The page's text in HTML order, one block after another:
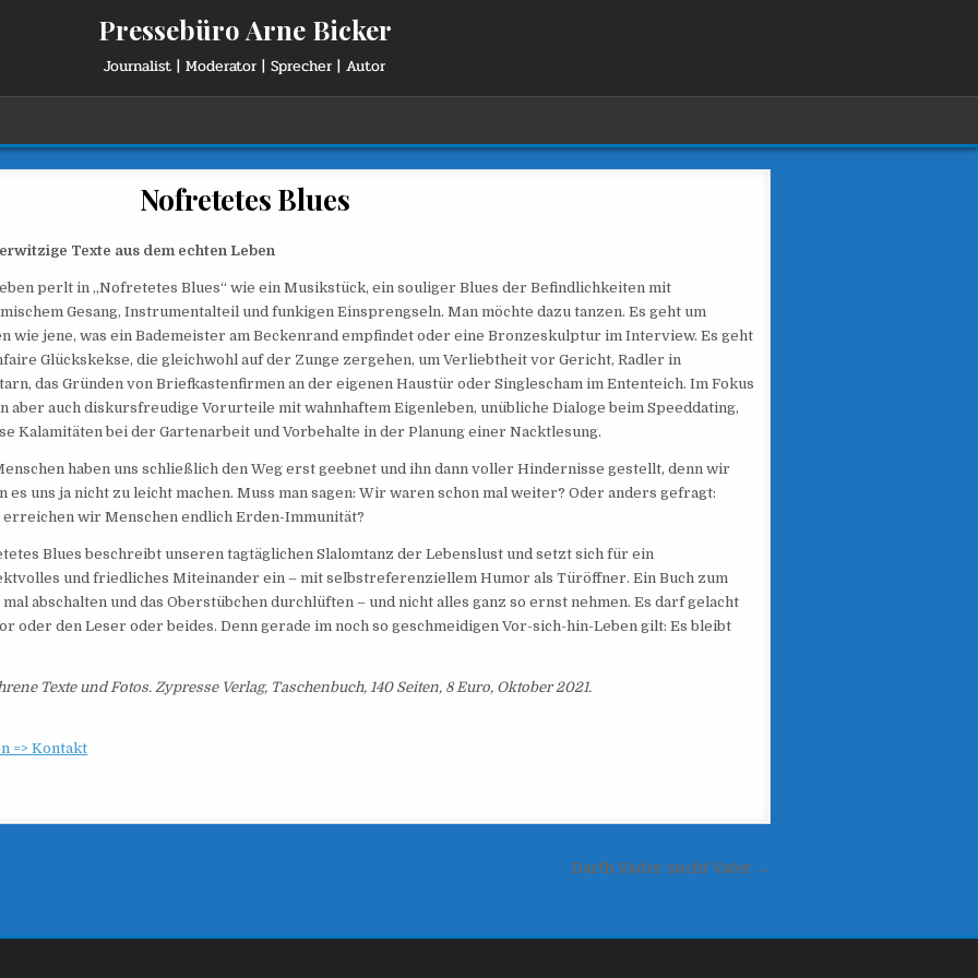
Pressebüro Arne Bicker
Journalist | Moderator | Sprecher | Autor
Nofretetes Blues
Texte aus dem echten Leben
perlt in „Nofretetes Blues“ wie ein Musikstück, ein souliger Blues der Befindlichkeiten mit
Gesang, Instrumentalteil und funkigen Einsprengseln. Man möchte dazu tanzen. Es geht um
wie jene, was ein Bademeister am Beckenrand empfindet oder eine Bronzeskulptur im Interview. Es geht
Glückskekse, die gleichwohl auf der Zunge zergehen, um Verliebtheit vor Gericht, Radler in
das Gründen von Briefkastenfirmen an der eigenen Haustür oder Singlescham im Ententeich. Im Fokus
aber auch diskursfreudige Vorurteile mit wahnhaftem Eigenleben, unübliche Dialoge beim Speeddating,
Kalamitäten bei der Gartenarbeit und Vorbehalte in der Planung einer Nacktlesung.
haben uns schließlich den Weg erst geebnet und ihn dann voller Hindernisse gestellt, denn wir
es uns ja nicht zu leicht machen. Muss man sagen: Wir waren schon mal weiter? Oder anders gefragt:
erreichen wir Menschen endlich Erden-Immunität?
Blues beschreibt unseren tagtäglichen Slalomtanz der Lebenslust und setzt sich für ein
und friedliches Miteinander ein – mit selbstreferenziellem Humor als Türöffner. Ein Buch zum
abschalten und das Oberstübchen durchlüften – und nicht alles ganz so ernst nehmen. Es darf gelacht
oder den Leser oder beides. Denn gerade im noch so geschmeidigen Vor-sich-hin-Leben gilt: Es bleibt
Texte und Fotos. Zypresse Verlag, Taschenbuch, 140 Seiten, 8 Euro, Oktober 2021.
=> Kontakt
Darth Vader sucht Vater →